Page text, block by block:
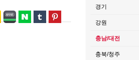
경기
강원
충남/대전
충북/청주